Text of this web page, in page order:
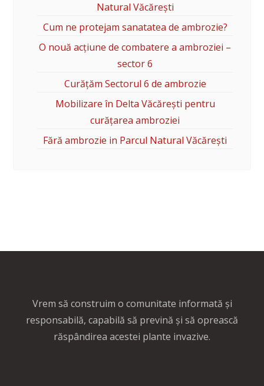
Natural Văcărești
Cum ne protejam sanatatea de ambrozie?
O nouă acțiune de combatere a ambroziei –
sector 6
Curățăm Sectorul 6 de ambrozie
Mobilizare în Delta Văcărești pentru
curățarea ambroziei
Fără ambrozie in Parcul Natural Văcărești
Vrem să construim o comunitate informată și
responsabilă, capabilă să prevină și să oprească
răspândirea acestei plante invazive.